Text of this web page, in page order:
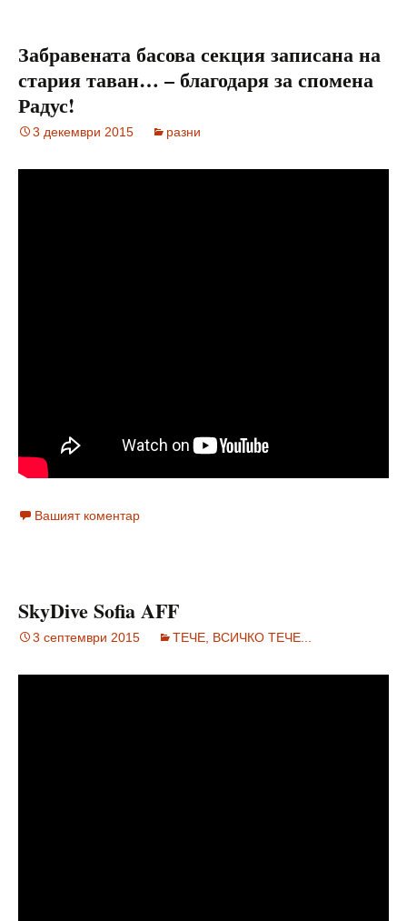
Забравената басова секция записана на
стария таван… – благодаря за спомена
Радус!
3 декември 2015 разни
Вашият коментар
SkyDive Sofia AFF
3 септември 2015 ТЕЧЕ, ВСИЧКО ТЕЧЕ...